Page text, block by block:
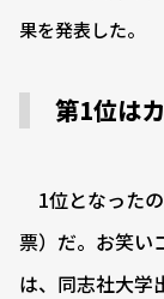
果を発表した。
第1位は
1位となった
票）だ。お笑い
は、同志社大学